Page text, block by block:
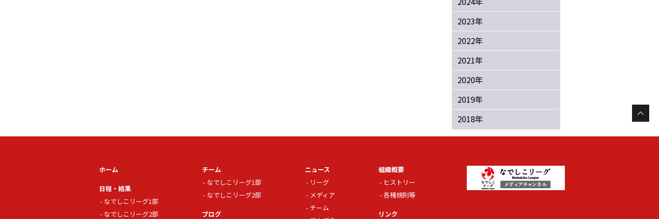
2023年
2022年
2021年
2020年
2019年
2018年
ホーム
日程・結果
なでしこリーグ1部
なでしこリーグ2部
チーム
なでしこリーグ1部
なでしこリーグ2部
ブログ
ニュース
リーグ
メディア
チーム
組織概要
ヒストリー
各種規則等
リンク